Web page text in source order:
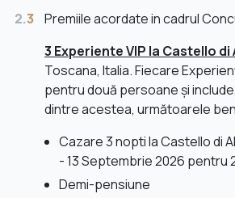
2.3 Premiile acordate in cadrul
3 Experiente VIP la Castello
Toscana, Italia. Fiecare
pentru două persoane și
dintre acestea, următoarele
Cazare 3 nopti la Castello di
- 13 Septembrie 2026 pentru
Demi-pensiune